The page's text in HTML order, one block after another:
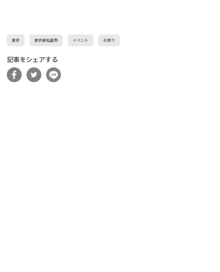
東京 東京都昭島市 イベント お祭り
記事をシェアする